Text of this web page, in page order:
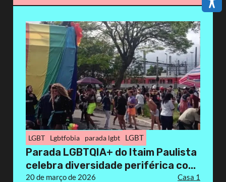
LGBT Lgbtfobia parada lgbt LGBT
Parada LGBTQIA+ do Itaim Paulista
celebra diversidade periférica co...
20 de março de 2026 Casa 1